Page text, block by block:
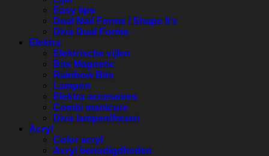
Easy tips
Dual Nail Forms / Shape It’s
Diva Dual Forms
Elektra
Elektrische vijlen
Bits Magnetic
Rainbow Bits
Lampen
Elektra accesoires
Combi manicure
Diva lampen/frezen
Acryl
Color acryl
Acryl benodigdheden